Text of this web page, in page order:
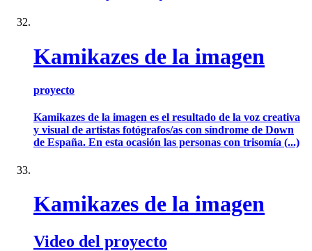
Kamikazes de la imagen
proyecto
Kamikazes de la imagen es el resultado de la voz creativa
y visual de artistas fotógrafos/as con síndrome de Down
de España. En esta ocasión las personas con trisomía (...)
Kamikazes de la imagen
Video del proyecto